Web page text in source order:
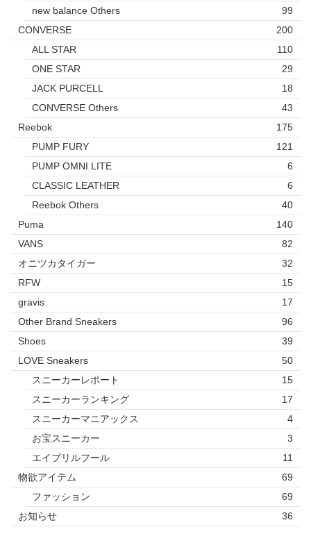
new balance Others
99
CONVERSE
200
ALL STAR
110
ONE STAR
29
JACK PURCELL
18
CONVERSE Others
43
Reebok
175
PUMP FURY
121
PUMP OMNI LITE
6
CLASSIC LEATHER
6
Reebok Others
40
Puma
140
VANS
82
オニツカタイガー
32
RFW
15
gravis
17
Other Brand Sneakers
96
Shoes
39
LOVE Sneakers
50
スニーカーレポート
15
スニーカーランキング
17
スニーカーマニアックス
4
お宝スニーカー
3
エイプリルフール
11
物欲アイテム
69
ファッション
69
お知らせ
36